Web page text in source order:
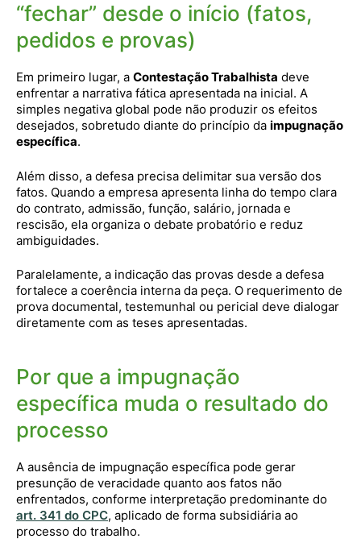
“fechar” desde o início (fatos,
pedidos e provas)
Em primeiro lugar, a Contestação Trabalhista deve
enfrentar a narrativa fática apresentada na inicial. A
simples negativa global pode não produzir os efeitos
desejados, sobretudo diante do princípio da impugnação
específica.
Além disso, a defesa precisa delimitar sua versão dos
fatos. Quando a empresa apresenta linha do tempo clara
do contrato, admissão, função, salário, jornada e
rescisão, ela organiza o debate probatório e reduz
ambiguidades.
Paralelamente, a indicação das provas desde a defesa
fortalece a coerência interna da peça. O requerimento de
prova documental, testemunhal ou pericial deve dialogar
diretamente com as teses apresentadas.
Por que a impugnação
específica muda o resultado do
processo
A ausência de impugnação específica pode gerar
presunção de veracidade quanto aos fatos não
enfrentados, conforme interpretação predominante do
art. 341 do CPC, aplicado de forma subsidiária ao
processo do trabalho.